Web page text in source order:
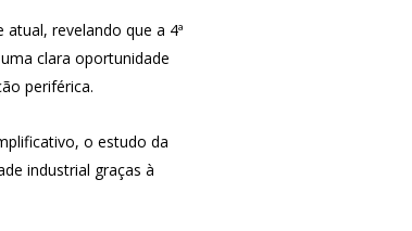
revelando que a 4ª
clara oportunidade
periférica.
o estudo da
industrial graças à